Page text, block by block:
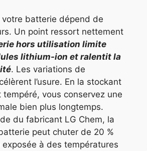
batterie dépend de
Un point ressort nettement
hors utilisation limite
lithium-ion et ralentit la
. Les variations de
l’usure. En la stockant
vous conservez une
bien plus longtemps.
du fabricant LG Chem, la
peut chuter de 20 %
exposée à des températures